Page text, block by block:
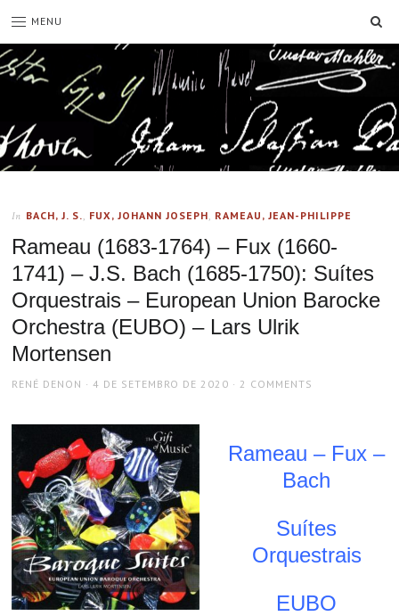
MENU
In BACH, J. S., FUX, JOHANN JOSEPH, RAMEAU, JEAN-PHILIPPE
Rameau (1683-1764) – Fux (1660-
1741) – J.S. Bach (1685-1750): Suítes
Orquestrais – European Union Barocke
Orchestra (EUBO) – Lars Ulrik
Mortensen
AUTHOR
RENÉ DENON
POSTED
4 DE SETEMBRO DE 2020 2 COMMENTS
Rameau – Fux –
Bach
Suítes
Orquestrais
EUBO